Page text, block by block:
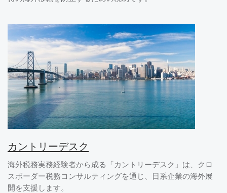
カントリーデスク
海外税務実務経験者から成る「カントリーデスク」は、クロ
スボーダー税務コンサルティングを通じ、日系企業の海外展
開を支援します。